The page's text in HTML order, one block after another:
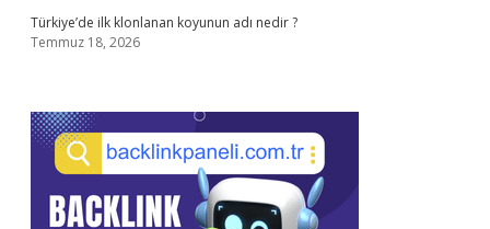
Türkiye’de ilk klonlanan koyunun adı nedir ?
Temmuz 18, 2026